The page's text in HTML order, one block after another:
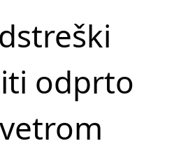
odprto